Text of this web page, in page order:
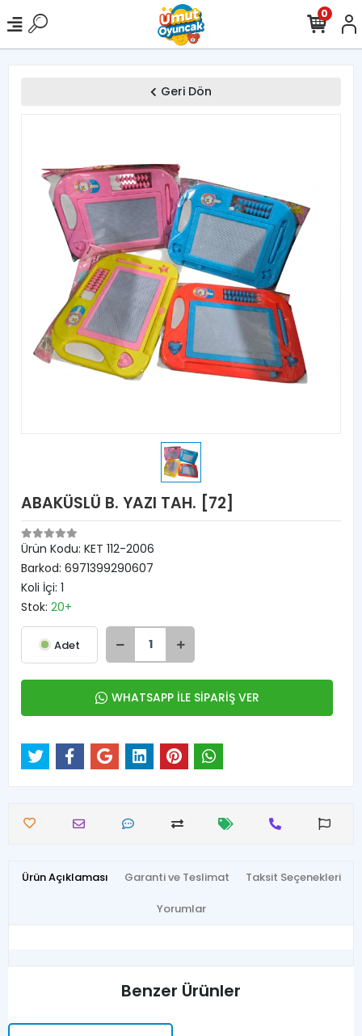
0
Geri Dön
ABAKÜSLÜ B. YAZI TAH. [72]
Ürün Kodu: KET 112-2006
Barkod: 6971399290607
Koli İçi: 1
Stok: 20+
Adet
WHATSAPP İLE SİPARİŞ VER
Ürün Açıklaması Garanti ve Teslimat Taksit Seçenekleri
Yorumlar
Benzer Ürünler